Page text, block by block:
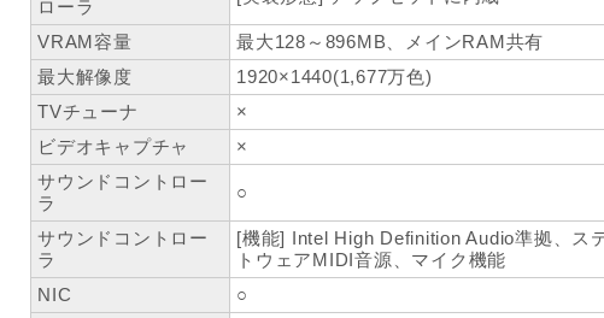
ローラ
VRAM容量
最大128～896MB、メインRAM共有
最大解像度
1920×1440(1,677万色)
TVチューナ
×
ビデオキャプチャ
×
サウンドコントロー
ラ
○
サウンドコントロー
ラ
[機能] Intel High Definition Audio準拠、ス
トウェアMIDI音源、マイク機能
NIC
○